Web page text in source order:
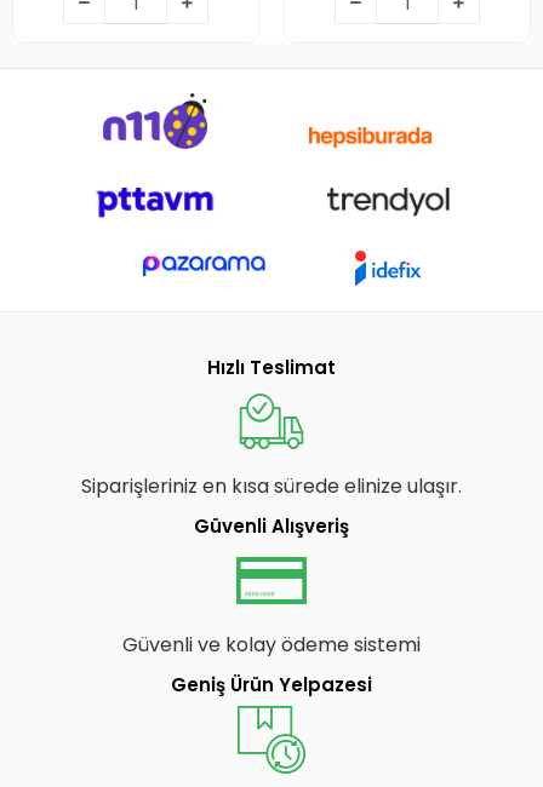
Hızlı Teslimat
Siparişleriniz en kısa sürede elinize ulaşır.
Güvenli Alışveriş
Güvenli ve kolay ödeme sistemi
Geniş Ürün Yelpazesi